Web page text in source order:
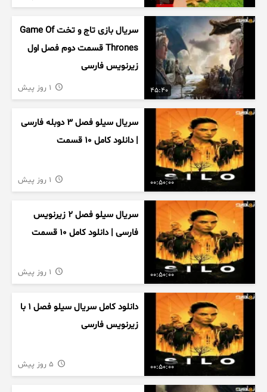
45:40
سریال بازی تاج و تخت Game Of
Thrones قسمت دوم فصل اول
زیرنویس فارسی
00:50:00
سریال سیلو فصل ۳ دوبله فارسی
| دانلود کامل ۱۰ قسمت
00:50:00
سریال سیلو فصل ۲ زیرنویس
فارسی | دانلود کامل ۱۰ قسمت
00:50:00
دانلود کامل سریال سیلو فصل ۱ با
زیرنویس فارسی